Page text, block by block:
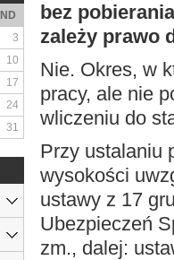
bez
zależy prawo
Nie. Okres, w
pracy, ale nie
wliczeniu do
Przy ustalaniu
wysokości
ustawy z 17
Ubezpieczeń
zm., dalej:
ND
3
10
17
24
31